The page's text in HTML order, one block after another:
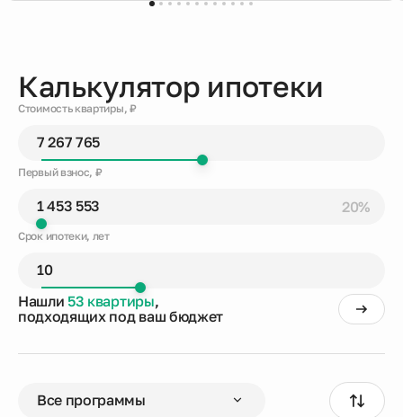
Калькулятор ипотеки
Стоимость квартиры, ₽
Первый взнос, ₽
20%
Срок ипотеки, лет
Нашли 53 квартиры,
подходящих под ваш бюджет